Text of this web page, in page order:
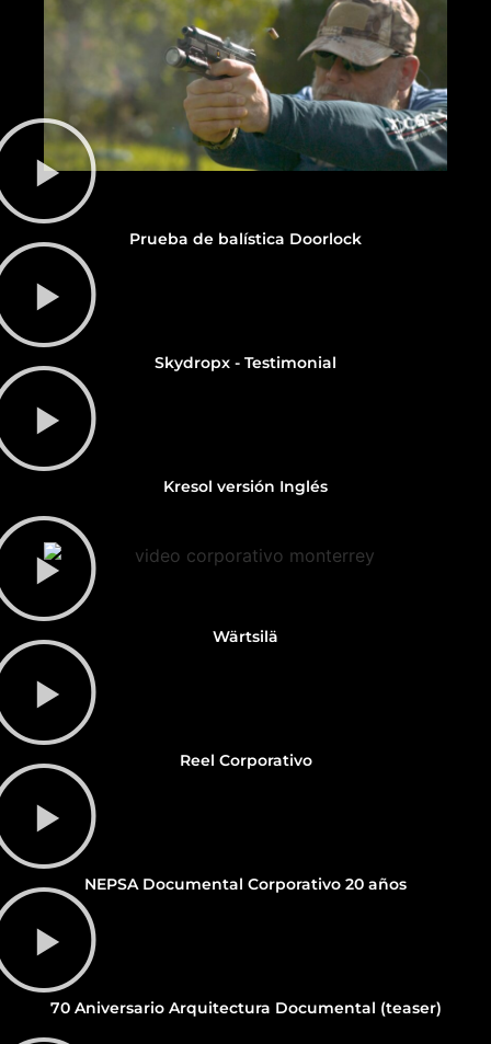
Prueba de balística Doorlock
Skydropx - Testimonial
Kresol versión Inglés
Wärtsilä
Reel Corporativo
NEPSA Documental Corporativo 20 años
70 Aniversario Arquitectura Documental (teaser)